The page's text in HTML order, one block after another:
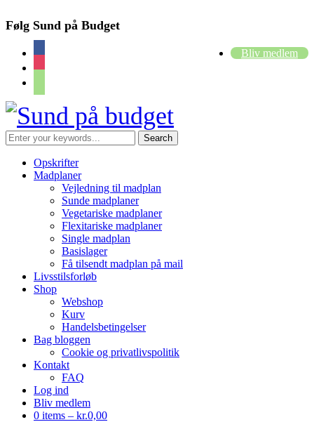
Følg Sund på Budget
Bliv medlem
Opskrifter
Madplaner
Vejledning til madplan
Sunde madplaner
Vegetariske madplaner
Flexitariske madplaner
Single madplan
Basislager
Få tilsendt madplan på mail
Livsstilsforløb
Shop
Webshop
Kurv
Handelsbetingelser
Bag bloggen
Cookie og privatlivspolitik
Kontakt
FAQ
Log ind
Bliv medlem
0 items – kr.0,00